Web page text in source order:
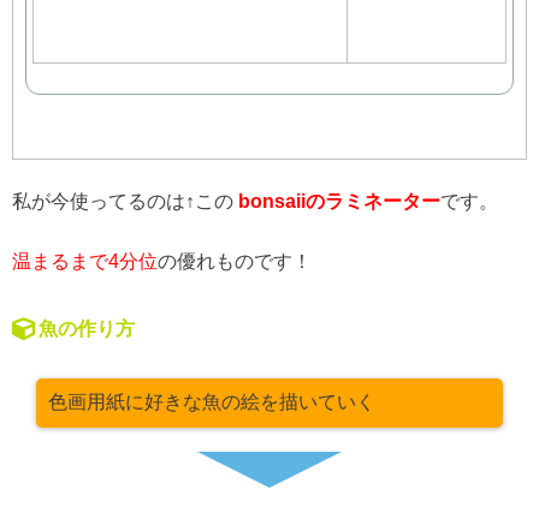
私が今使ってるのは↑この bonsaiiのラミネーターです。
温まるまで4分位の優れものです！
魚の作り方
色画用紙に好きな魚の絵を描いていく